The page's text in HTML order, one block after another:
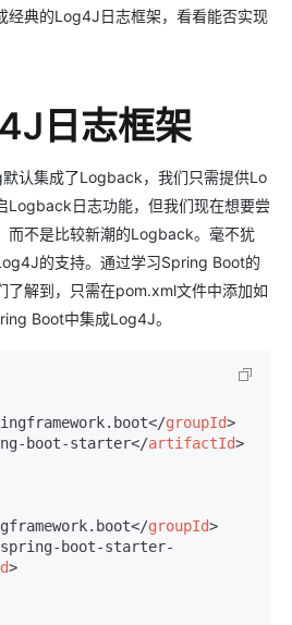
典的Log4J日志框架，看看能否实现
日志框架
集成了Logback，我们只需提供Lo
Logback日志功能，但我们现在想要尝
而不是比较新潮的Logback。毫不犹
的支持。通过学习Spring Boot的
了解到，只需在pom.xml文件中添加如
Boot中集成Log4J。
</groupId>
boot-starter</artifactId>
</groupId>
spring-boot-starter-
>